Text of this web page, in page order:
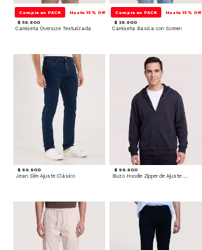
Compra en PACK Hasta 15% Off
$ 59.900
Camiseta Oversize Texturizada
Compra en PACK Hasta 15% Off
$ 39.900
Camiseta Basica con Screen
$ 99.900
Jean Slim Ajuste Clásico
$ 99.900